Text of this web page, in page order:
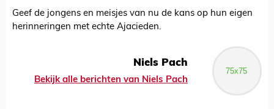
Geef de jongens en meisjes van nu de kans op hun eigen
herinneringen met echte Ajacieden.
Niels Pach
Bekijk alle berichten van Niels Pach